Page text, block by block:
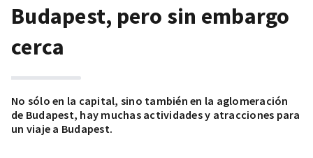
Budapest, pero sin embargo
cerca
No sólo en la capital, sino también en la aglomeración
de Budapest, hay muchas actividades y atracciones para
un viaje a Budapest.